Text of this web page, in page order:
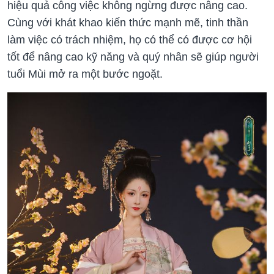
hiệu quả công việc không ngừng được nâng cao.
Cùng với khát khao kiến thức mạnh mẽ, tinh thần
làm việc có trách nhiệm, họ có thể có được cơ hội
tốt để nâng cao kỹ năng và quý nhân sẽ giúp người
tuổi Mùi mở ra một bước ngoặt.